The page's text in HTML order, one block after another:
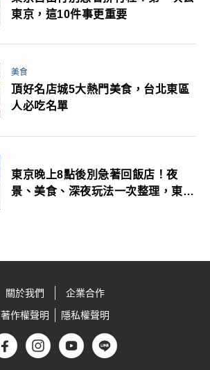
東京，這10件事更重要
美食
頂好名店城5大熱門美食，台北東區
人必吃名單
東京晚上8點後別急著回飯店！夜
景、美食、深夜玩法一次整理，東京
關於我們
企業合作
著作權聲明
隱私權聲明